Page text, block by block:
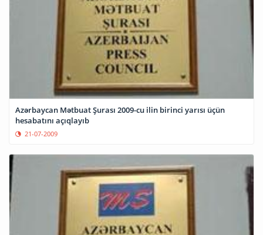
Azərbaycan Mətbuat Şurası 2009-cu ilin birinci yarısı üçün
hesabatını açıqlayıb
21-07-2009